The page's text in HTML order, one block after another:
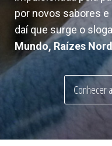
por novos sabores
daí que surge o
Mundo, Raízes
Conhecer